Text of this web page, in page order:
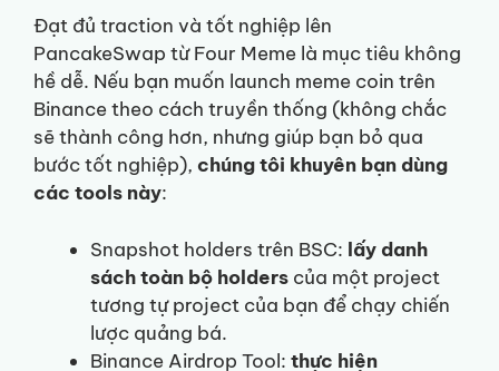
Đạt đủ traction và tốt nghiệp lên
PancakeSwap từ Four Meme là mục tiêu không
hề dễ. Nếu bạn muốn launch meme coin trên
Binance theo cách truyền thống (không chắc
sẽ thành công hơn, nhưng giúp bạn bỏ qua
bước tốt nghiệp), chúng tôi khuyên bạn dùng
các tools này:
Snapshot holders trên BSC: lấy danh
sách toàn bộ holders của một project
tương tự project của bạn để chạy chiến
lược quảng bá.
Binance Airdrop Tool: thực hiện